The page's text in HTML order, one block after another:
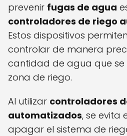
prevenir fugas de agua
controladores de riego
Estos dispositivos
controlar de manera
cantidad de agua que
zona de riego.
Al utilizar controladores
automatizados, se evita
apagar el sistema de